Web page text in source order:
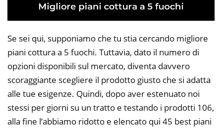
Se sei qui, supponiamo che tu stia cercando migliore
piani cottura a 5 fuochi. Tuttavia, dato il numero di
opzioni disponibili sul mercato, diventa davvero
scoraggiante scegliere il prodotto giusto che si adatta
alle tue esigenze. Quindi, dopo aver estenuato noi
stessi per giorni su un tratto e testando i prodotti 106,
alla fine l’abbiamo ridotto e elencato qui 45 best piani